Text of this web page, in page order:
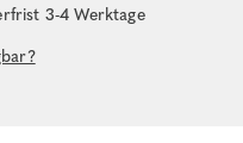
3-4 Werktage